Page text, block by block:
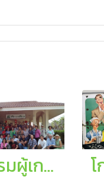
ชมรมผู้เกษียณอายุ การท่องเที่ยวแห่งประเทศไทย (ททท.)